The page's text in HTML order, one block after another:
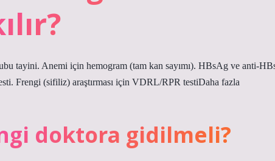
tayini. Anemi için hemogram (tam kan sayımı). HBsAg ve anti-
Frengi (sifiliz) araştırması için VDRL/RPR testiDaha fazla
doktora gidilmeli?